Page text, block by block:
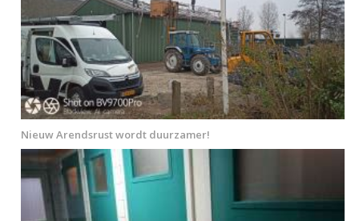
Nieuw Arendsrust wordt duurzamer!